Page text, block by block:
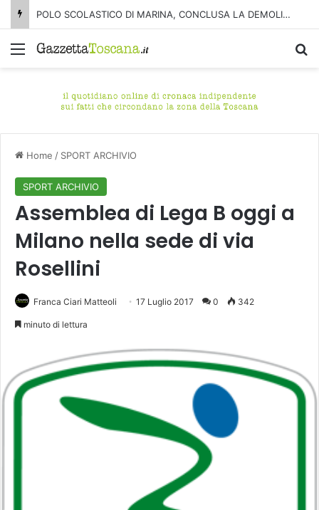
POLO SCOLASTICO DI MARINA, CONCLUSA LA DEMOLIZIONE DELL’ALA NORD-SUD
Menu
Home / SPORT ARCHIVIO
SPORT ARCHIVIO
Assemblea di Lega B oggi a
Milano nella sede di via
Rosellini
Franca Ciari Matteoli 17 Luglio 2017 0 342
minuto di lettura